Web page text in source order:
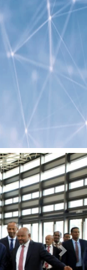
Next